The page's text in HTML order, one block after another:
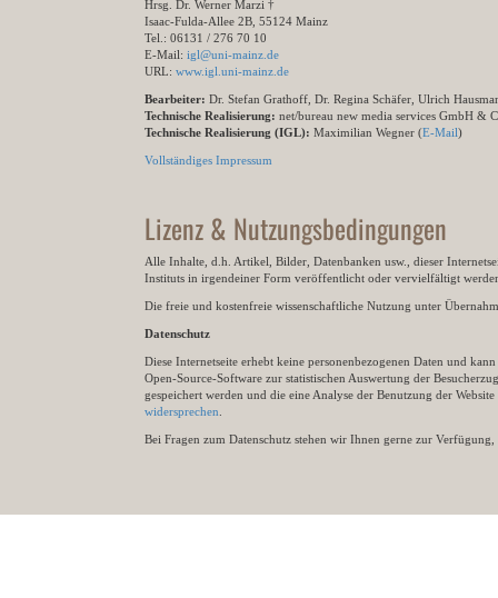
Hrsg. Dr. Werner Marzi †
Isaac-Fulda-Allee 2B, 55124 Mainz
Tel.: 06131 / 276 70 10
E-Mail: igl@uni-mainz.de
URL: www.igl.uni-mainz.de
Bearbeiter: Dr. Stefan Grathoff, Dr. Regina Schäfer, Ulrich
Technische Realisierung: net/bureau new media services GmbH &
Technische Realisierung (IGL): Maximilian Wegner (E-Mail)
Vollständiges Impressum
Lizenz & Nutzungsbedingungen
Alle Inhalte, d.h. Artikel, Bilder, Datenbanken usw., dieser
Instituts in irgendeiner Form veröffentlicht oder vervielfältigt
Die freie und kostenfreie wissenschaftliche Nutzung unter
Datenschutz
Diese Internetseite erhebt keine personenbezogenen Daten und
Open-Source-Software zur statistischen Auswertung der
gespeichert werden und die eine Analyse der Benutzung der
widersprechen
Bei Fragen zum Datenschutz stehen wir Ihnen gerne zur